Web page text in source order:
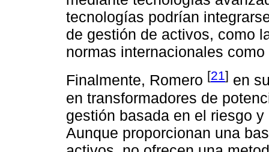
tecnologías podrían
de gestión de activos, como
normas internacionales
Finalmente, Romero [21] en
en transformadores de
gestión basada en el riesgo
Aunque proporcionan una